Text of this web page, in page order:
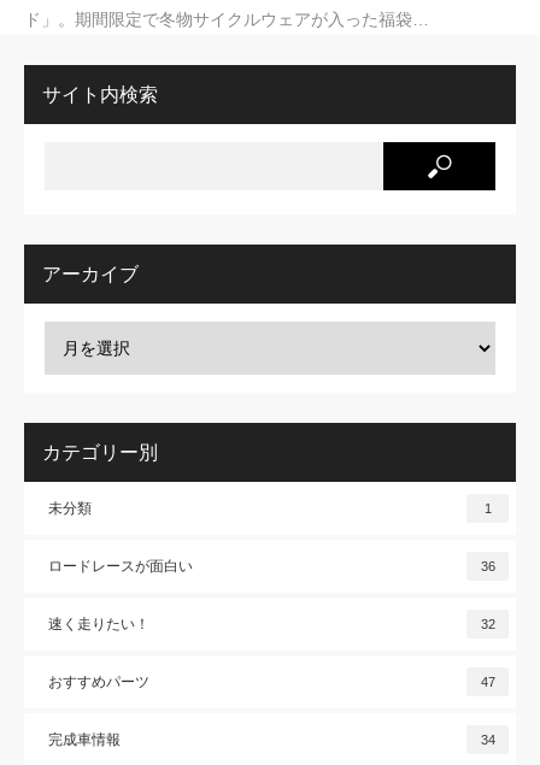
ド」。期間限定で冬物サイクルウェアが入った福袋…
サイト内検索
アーカイブ
カテゴリー別
未分類 1
ロードレースが面白い 36
速く走りたい！ 32
おすすめパーツ 47
完成車情報 34